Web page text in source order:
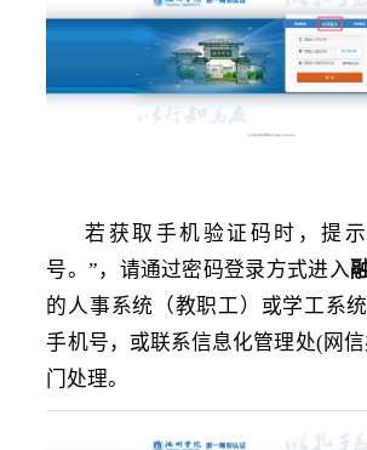
若获取手机验证码时，提
号。”，请通过密码登录方式进入
的人事系统（教职工）或学工系
手机号，或联系信息化管理处(网
门处理。